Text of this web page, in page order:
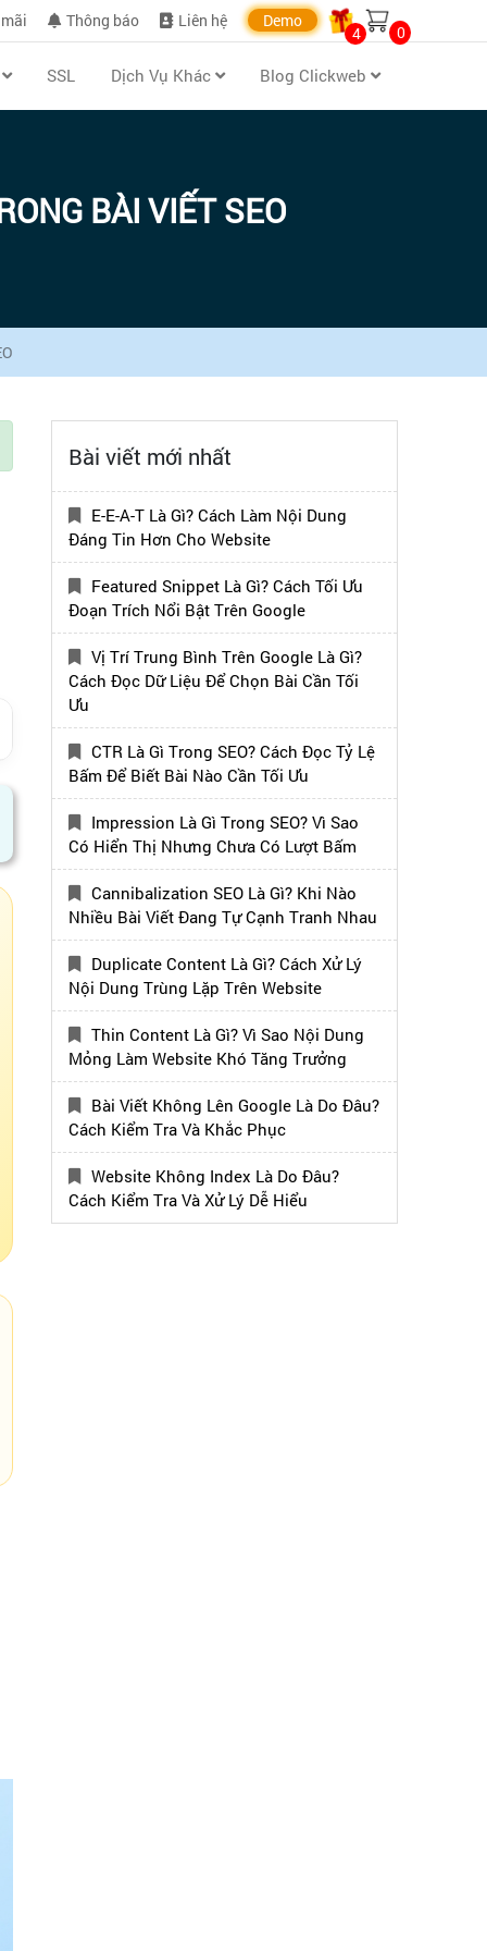
Thông báo Liên hệ Demo
4 0
SSL Dịch Vụ Khác Blog Clickweb
BÀI VIẾT SEO
Bài viết mới nhất
E-E-A-T Là Gì? Cách Làm Nội Dung
Đáng Tin Hơn Cho Website
Featured Snippet Là Gì? Cách Tối Ưu
Đoạn Trích Nổi Bật Trên Google
Vị Trí Trung Bình Trên Google Là Gì?
Cách Đọc Dữ Liệu Để Chọn Bài Cần Tối
Ưu
CTR Là Gì Trong SEO? Cách Đọc Tỷ Lệ
Bấm Để Biết Bài Nào Cần Tối Ưu
Impression Là Gì Trong SEO? Vì Sao
Có Hiển Thị Nhưng Chưa Có Lượt Bấm
Cannibalization SEO Là Gì? Khi Nào
Nhiều Bài Viết Đang Tự Cạnh Tranh Nhau
Duplicate Content Là Gì? Cách Xử Lý
Nội Dung Trùng Lặp Trên Website
Thin Content Là Gì? Vì Sao Nội Dung
Mỏng Làm Website Khó Tăng Trưởng
Bài Viết Không Lên Google Là Do Đâu?
Cách Kiểm Tra Và Khắc Phục
Website Không Index Là Do Đâu?
Cách Kiểm Tra Và Xử Lý Dễ Hiểu